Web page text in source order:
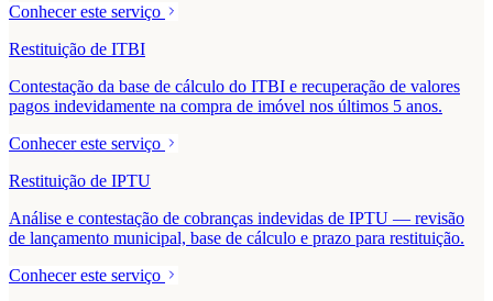
Conhecer este serviço
Restituição de ITBI
Contestação da base de cálculo do ITBI e recuperação de valores
pagos indevidamente na compra de imóvel nos últimos 5 anos.
Conhecer este serviço
Restituição de IPTU
Análise e contestação de cobranças indevidas de IPTU — revisão
de lançamento municipal, base de cálculo e prazo para restituição.
Conhecer este serviço